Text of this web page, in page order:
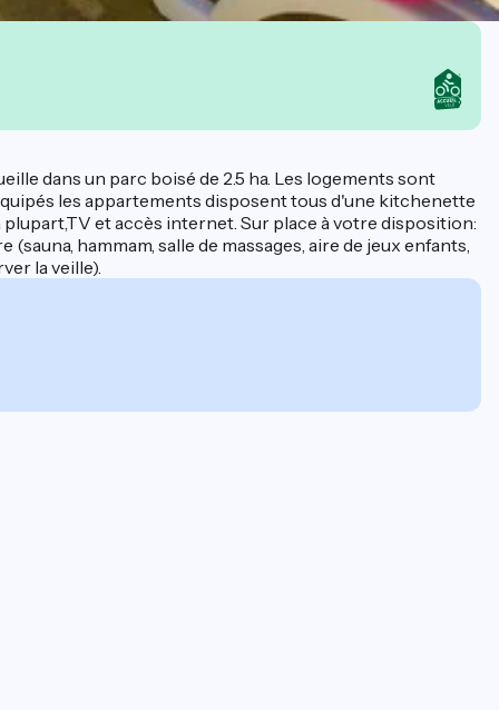
dans un parc boisé de 2.5 ha. Les logements sont
les appartements disposent tous d'une kitchenette
et accès internet. Sur place à votre disposition:
hammam, salle de massages, aire de jeux enfants,
la veille).